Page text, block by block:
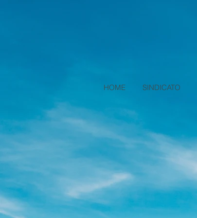
HOME SINDICATO